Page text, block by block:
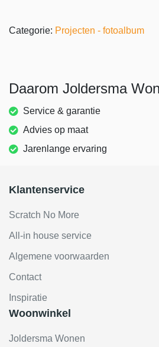
Categorie: Projecten - fotoalbum
Daarom Joldersma
Service & garantie
Advies op maat
Jarenlange ervaring
Klantenservice
Scratch No More
All-in house service
Algemene voorwaarden
Contact
Inspiratie
Woonwinkel
Joldersma Wonen